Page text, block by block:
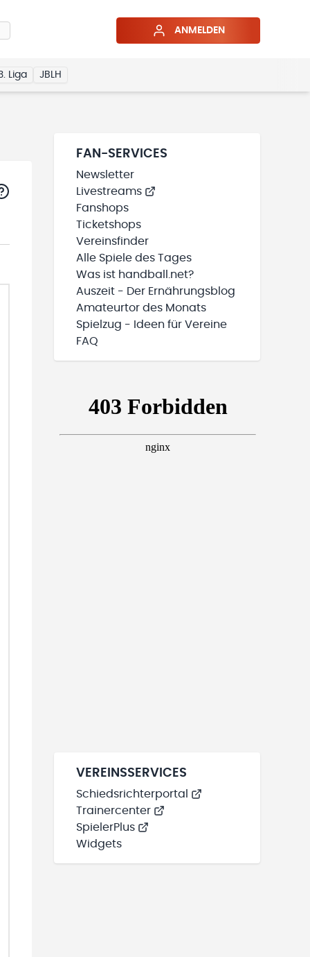
ANMELDEN
Liga JBLH
FAN-SERVICES
Newsletter
Livestreams
Fanshops
Ticketshops
Vereinsfinder
Alle Spiele des Tages
Was ist handball.net?
Auszeit - Der Ernährungsblog
Amateurtor des Monats
Spielzug - Ideen für Vereine
FAQ
VEREINSSERVICES
Schiedsrichterportal
Trainercenter
SpielerPlus
Widgets